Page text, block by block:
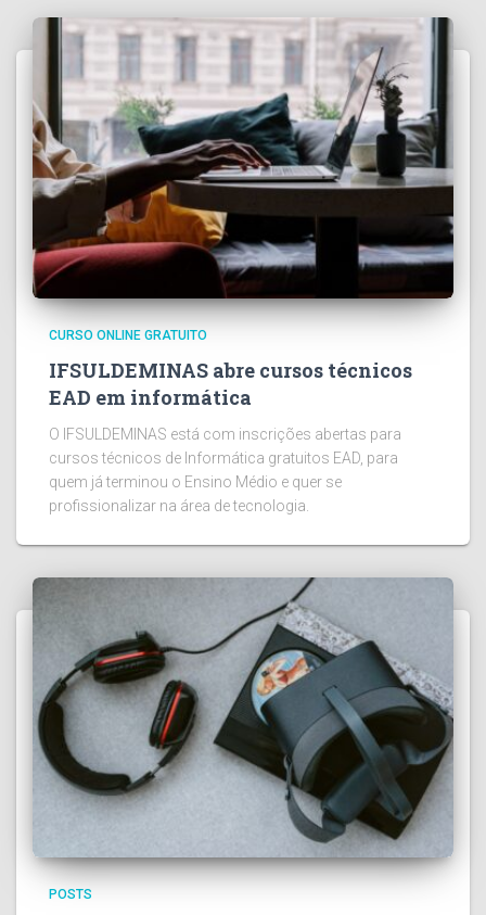
CURSO ONLINE GRATUITO
IFSULDEMINAS abre cursos técnicos
EAD em informática
O IFSULDEMINAS está com inscrições abertas para
cursos técnicos de Informática gratuitos EAD, para
quem já terminou o Ensino Médio e quer se
profissionalizar na área de tecnologia.
POSTS